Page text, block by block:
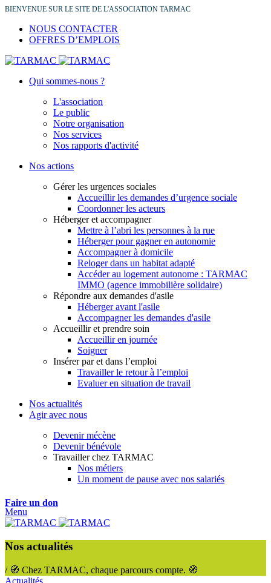
BIENVENUE SUR LE SITE DE L'ASSOCIATION TARMAC
NOUS CONTACTER
OFFRES D’EMPLOIS
Qui sommes-nous ?
L'association
Le public
Notre organisation
Nos services
Nos rapports d'activité
Nos actions
Gérer les urgences sociales
Accueillir les demandes d’urgence sociale
Coordonner les acteurs
Héberger et accompagner
Mettre à l’abri les personnes à la rue
Héberger pour gagner en autonomie
Accompagner à domicile
Reloger dans un habitat adapté
Accéder au logement autonome : TARMAC
IMMO (agence immobilière solidaire)
Répondre aux demandes d'asile
Héberger avant l'asile
Accompagner les demandes d'asile
Accueillir et prendre soin
Accueillir en journée
Soigner
Insérer par et dans l’emploi
Travailler le retour à l’emploi
Evaluer en situation de travail
Nos actualités
Agir avec nous
Devenir mécène
Devenir bénévole
Travailler chez TARMAC
Nos métiers
Un moment de pause avec nos salariés
Faire un don
Menu
Nos actualités
/ 🧭 Chez TARMAC, chaque parcours compte. 🧭
Actualités